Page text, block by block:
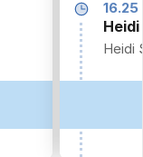
16.25
Heidi
Heidi